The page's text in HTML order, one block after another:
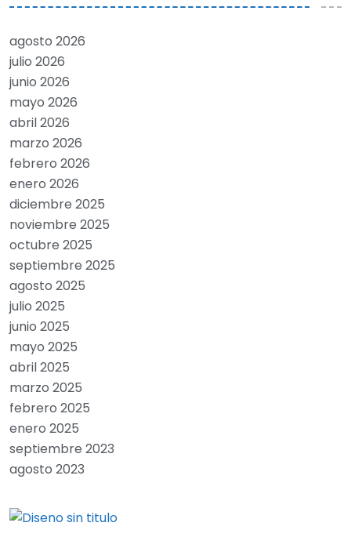
agosto 2026
julio 2026
junio 2026
mayo 2026
abril 2026
marzo 2026
febrero 2026
enero 2026
diciembre 2025
noviembre 2025
octubre 2025
septiembre 2025
agosto 2025
julio 2025
junio 2025
mayo 2025
abril 2025
marzo 2025
febrero 2025
enero 2025
septiembre 2023
agosto 2023